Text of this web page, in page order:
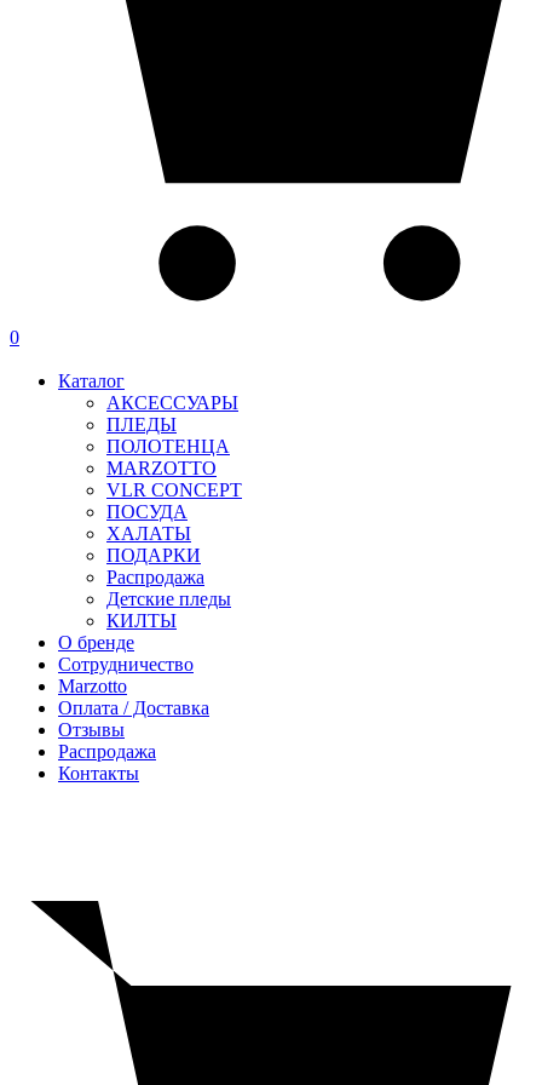
0
Каталог
АКСЕССУАРЫ
ПЛЕДЫ
ПОЛОТЕНЦА
MARZOTTO
VLR CONCEPT
ПОСУДА
ХАЛАТЫ
ПОДАРКИ
Распродажа
Детские пледы
КИЛТЫ
О бренде
Сотрудничество
Marzotto
Оплата / Доставка
Отзывы
Распродажа
Контакты